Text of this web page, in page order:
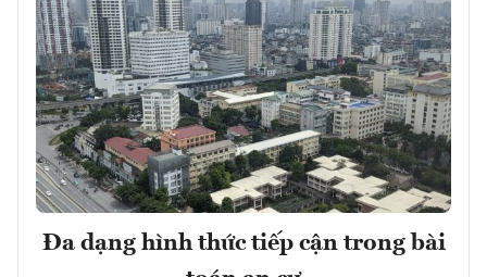
Đa dạng hình thức tiếp cận trong bài